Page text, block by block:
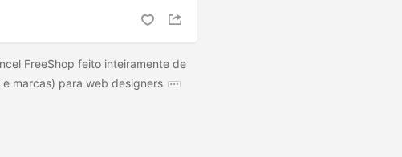
FreeShop feito inteiramente de
marcas) para web designers